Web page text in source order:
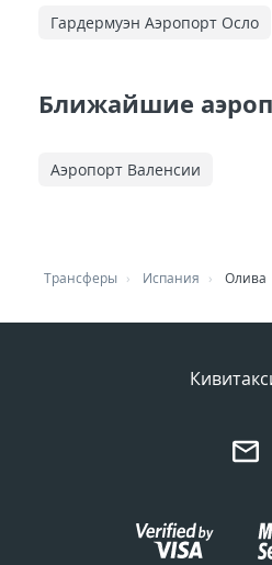
Гардермуэн Аэропорт Осло
Ближайшие
Аэропорт Валенсии
Трансферы Испания Олива